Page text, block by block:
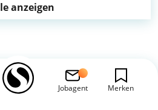
Jobagent Merken
anzeigen